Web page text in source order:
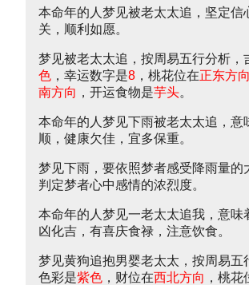
本命年的人梦见被老太太追，坚定信
关，顺利如愿。
梦见被老太太追，按周易五行分析，
色 ，幸运数字是8 ，桃花位在正东方向
南方向 ，开运食物是芋头。
本命年的人梦见下雨被老太太追，意
顺，健康欠佳，宜多保重。
梦见下雨，要依照梦者感受降雨量的
判定梦者心中感情的浓烈度。
本命年的人梦见一老太太追我，意味
凶化吉，有喜庆食禄，注意饮食。
梦见黄狗追抱男婴老太太，按周易五
色彩是紫色 ，财位在西北方向 ，桃花